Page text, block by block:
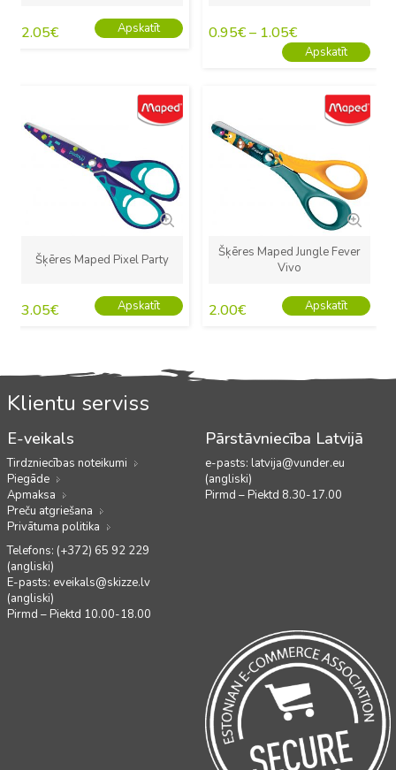
2.05€ Apskatīt 0.95€– 1.05€
Apskatīt
Šķēres Maped Pixel Party
3.05€ Apskatīt
Šķēres Maped Jungle Fever
Vivo
2.00€ Apskatīt
Klientu serviss
E-veikals
Tirdzniecības noteikumi
Piegāde
Apmaksa
Preču atgriešana
Privātuma politika
Telefons: (+372) 65 92 229
(angliski)
E-pasts: eveikals@skizze.lv
(angliski)
Pirmd – Piektd 10.00-18.00
Pārstāvniecība Latvijā
e-pasts: latvija@vunder.eu
(angliski)
Pirmd – Piektd 8.30-17.00